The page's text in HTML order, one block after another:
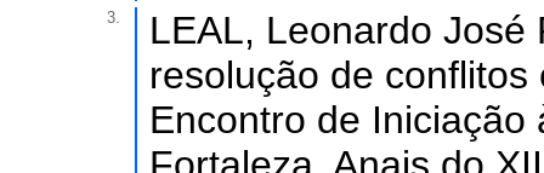
3.
LEAL, Leonardo José
resolução de
Encontro de Iniciação